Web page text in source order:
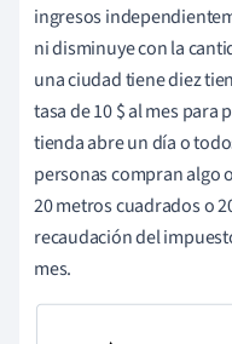
ingresos
ni disminuye con la
una ciudad tiene diez
tasa de 10 $ al mes
tienda abre un día o
personas compran algo
20 metros cuadrados o
recaudación del
mes.